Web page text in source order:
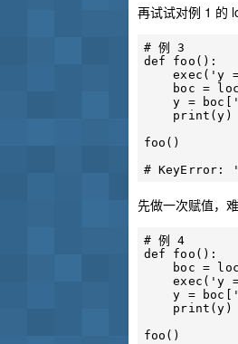
再试试对例 1 的
# 例 3
def foo():
    exec('y = 1 + 1')
    y = boc['y']
foo()
先做一次赋值，
# 例 4
def foo():
    exec('y = 1 + 1')
    y = boc['y']
foo()